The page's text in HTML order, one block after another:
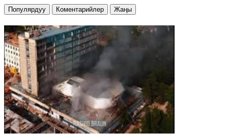
Популярдуу Коментарийлер Жаңы